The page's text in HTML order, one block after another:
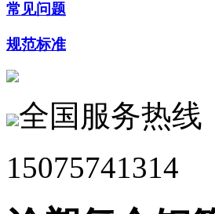
常见问题
规范标准
全国服务热线
15075741314